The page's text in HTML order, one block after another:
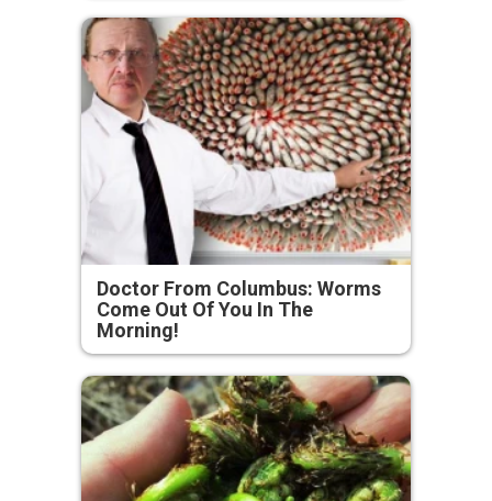
Doctor From Columbus: Worms
Come Out Of You In The
Morning!